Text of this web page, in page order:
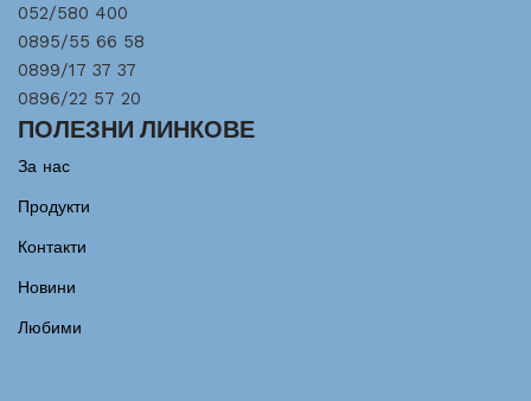
052/580 400
0895/55 66 58
0899/17 37 37
0896/22 57 20
ПОЛЕЗНИ ЛИНКОВЕ
За нас
Продукти
Контакти
Новини
Любими